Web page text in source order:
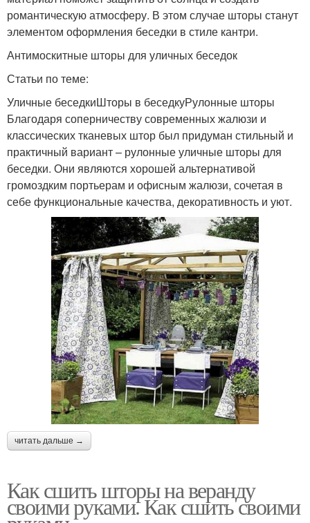
романтическую атмосферу. В этом случае шторы станут
элементом оформления беседки в стиле кантри.
Антимоскитные шторы для уличных беседок
Статьи по теме:
Уличные беседкиШторы в беседкуРулонные шторы
Благодаря соперничеству современных жалюзи и
классических тканевых штор был придуман стильный и
практичный вариант – рулонные уличные шторы для
беседки. Они являются хорошей альтернативой
громоздким портьерам и офисным жалюзи, сочетая в
себе функциональные качества, декоративность и уют.
читать дальше →
Как сшить шторы на веранду
своими руками. Как сшить своими